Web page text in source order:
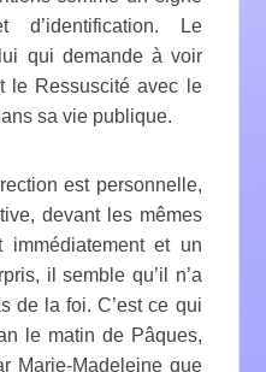
d’identification. Le
qui demande à voir
le Ressuscité avec le
sa vie publique.
est personnelle,
devant les mêmes
et un
il semble qu’il n’a
de la foi. C’est ce qui
le matin de Pâques,
Marie-Madeleine que